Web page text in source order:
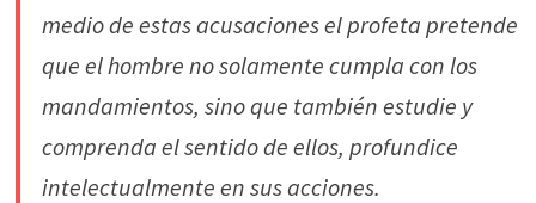
medio de estas acusaciones el profeta pretende
que el hombre no solamente cumpla con los
mandamientos, sino que también estudie y
comprenda el sentido de ellos, profundice
intelectualmente en sus acciones.